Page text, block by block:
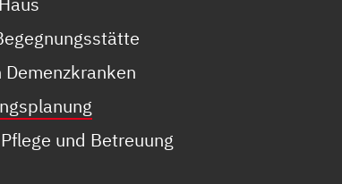
und Betreuung